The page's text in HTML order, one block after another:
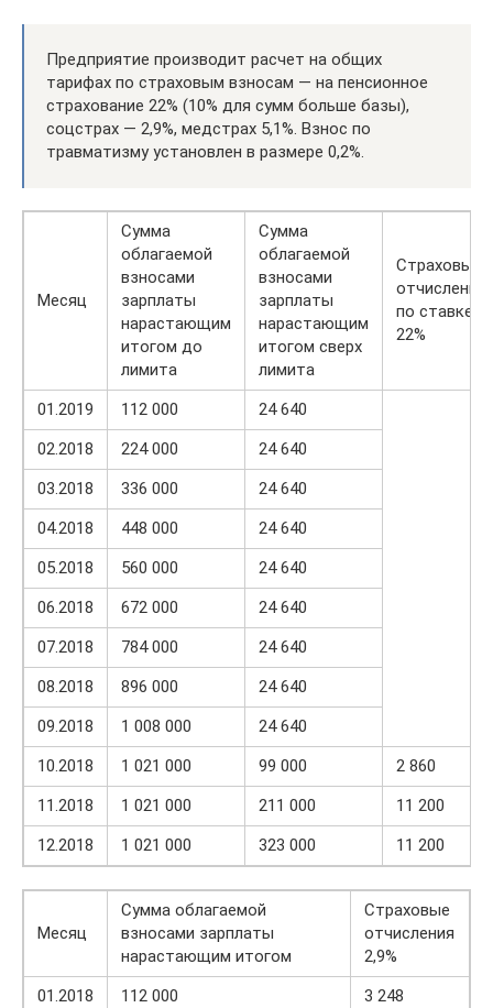
Предприятие производит расчет на общих
тарифах по страховым взносам — на пенсионное
страхование 22% (10% для сумм больше базы),
соцстрах — 2,9%, медстрах 5,1%. Взнос по
травматизму установлен в размере 0,2%.
Месяц
Сумма
облагаемой
взносами
зарплаты
нарастающим
итогом до
лимита
Сумма
облагаемой
взносами
зарплаты
нарастающим
итогом сверх
лимита
Страховые
отчисления
по ставке
22%
01.2019 112 000
24 640
02.2018
224 000
24 640
03.2018
336 000
24 640
04.2018
448 000
24 640
05.2018
560 000
24 640
06.2018
672 000
24 640
07.2018
784 000
24 640
08.2018
896 000
24 640
09.2018
1 008 000
24 640
10.2018
1 021 000 99 000
2 860
11.2018
1 021 000 211 000
11 200
12.2018
1 021 000 323 000 11 200
Месяц
Сумма облагаемой
взносами зарплаты
нарастающим итогом
Страховые
отчисления
2,9%
01.2018
112 000
3 248